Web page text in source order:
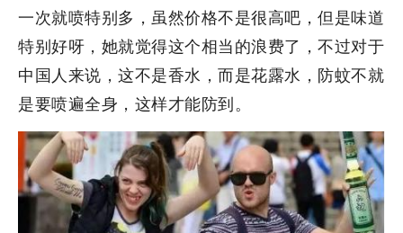
一次就喷特别多，虽然价格不是很高吧，但是味道
特别好呀，她就觉得这个相当的浪费了，不过对于
中国人来说，这不是香水，而是花露水，防蚊不就
是要喷遍全身，这样才能防到。